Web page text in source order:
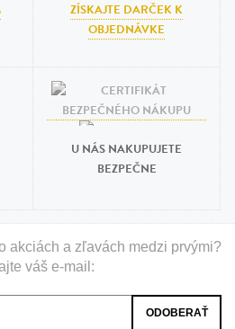
ZÍSKAJTE DARČEK K
OBJEDNÁVKE
U NÁS NAKUPUJETE
BEZPEČNE
akciách a zľavách medzi prvými?
váš e-mail: